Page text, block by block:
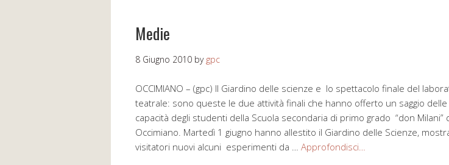
Medie
8 Giugno 2010 by gpc
OCCIMIANO – (gpc) Il Giardino delle scienze e lo spettacolo finale del
teatrale: sono queste le due attività finali che hanno offerto un saggio delle
capacità degli studenti della Scuola secondaria di primo grado “don Milani”
Occimiano. Martedì 1 giugno hanno allestito il Giardino delle Scienze,
visitatori nuovi alcuni esperimenti da … Approfondisci…